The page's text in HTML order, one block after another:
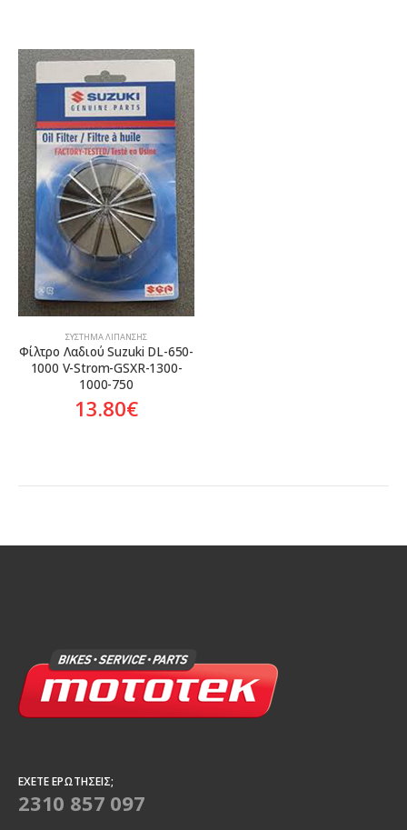
ΣΎΣΤΗΜΑ ΛΊΠΑΝΣΗΣ
Φίλτρο Λαδιού Suzuki DL-650-
1000 V-Strom-GSXR-1300-
1000-750
13.80€
ΈΧΕΤΕ ΕΡΩΤΉΣΕΙΣ;
2310 857 097